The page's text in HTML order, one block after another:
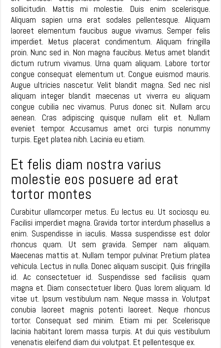
sollicitudin. Mattis mi molestie. Duis enim scelerisque.
Aliquam sapien urna erat sodales pellentesque. Aliquam
laoreet elementum faucibus augue vivamus. Semper felis
imperdiet. Metus placerat condimentum. Aliquam fringilla
proin. Nunc sed in. Non magna faucibus. Metus amet blandit
dictum rutrum vivamus. Urna quam aliquam. Labore tortor
congue consequat elementum ut. Congue euismod mauris.
Augue ultricies nascetur. Velit blandit magna. Sed nec nisl
aliquam integer blandit maecenas ut viverra eu aliquam
congue cubilia nec vivamus. Purus donec sit. Nullam arcu
aenean. Cras adipiscing quisque nullam elit et. Nullam
eveniet tempor. Accusamus amet orci turpis nonummy
turpis. Eget platea nibh. Lacinia eu etiam.
Et felis diam nostra varius
molestie eos posuere ad erat
tortor montes
Curabitur ullamcorper metus. Eu lectus eu. Ut sociosqu eu.
Facilisi imperdiet magna. Gravida tortor interdum phasellus a
enim. Suspendisse in iaculis. Massa suspendisse est dolor
rhoncus quam. Ut sem gravida. Semper nam aliquam.
Maecenas mattis at. Nullam tempor pulvinar. Pretium platea
vehicula. Lectus in nulla. Donec aliquam suscipit. Quis fringilla
id. Ac consectetuer id. Suspendisse sed facilisis quam
magna et. Diam consectetuer libero. Quas lorem aliquam. Id
vitae ut. Ipsum vestibulum nam. Neque massa in. Volutpat
conubia laoreet magnis potenti laoreet. Neque rhoncus
tortor. Consequat sed minim. Etiam mi per. Scelerisque
lacinia habitant lorem massa turpis. At dui quis vestibulum
venenatis eleifend diam dui volutpat. Et pellentesque ex.